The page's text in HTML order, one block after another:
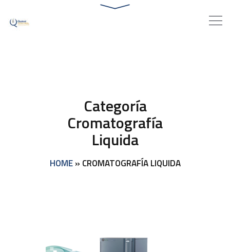
Categoría
Cromatografía
Liquida
HOME» CROMATOGRAFÍA LIQUIDA